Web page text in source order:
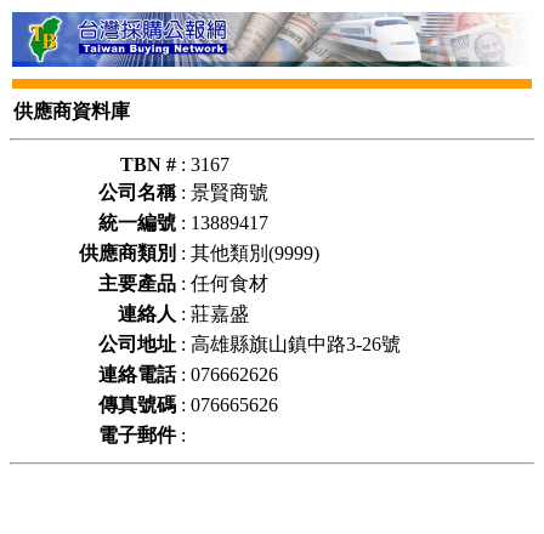
供應商資料庫
TBN # : 3167
公司名稱: 景賢商號
統一編號 : 13889417
供應商類別 : 其他類別(9999)
主要產品 : 任何食材
連絡人 : 莊嘉盛
公司地址 : 高雄縣旗山鎮中路3-26號
連絡電話: 076662626
傳真號碼 : 076665626
電子郵件: